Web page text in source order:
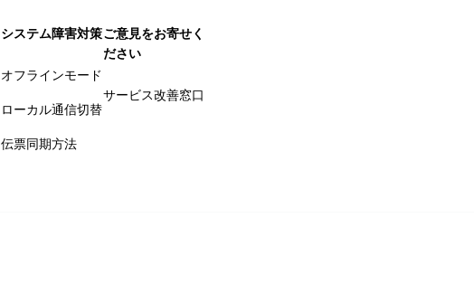
システム障害対策
オフラインモード
ローカル通信切替
伝票同期方法
ご意見をお寄せく
ださい
サービス改善窓口